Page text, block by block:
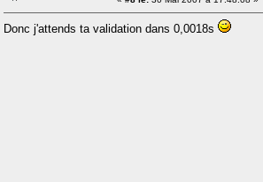
Donc j'attends ta validation dans 0,0018s